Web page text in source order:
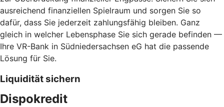
ausreichend finanziellen Spielraum und sorgen Sie so
dafür, dass Sie jederzeit zahlungsfähig bleiben. Ganz
gleich in welcher Lebensphase Sie sich gerade befinden —
Ihre VR-Bank in Südniedersachsen eG hat die passende
Lösung für Sie.
Liquidität sichern
Dispokredit